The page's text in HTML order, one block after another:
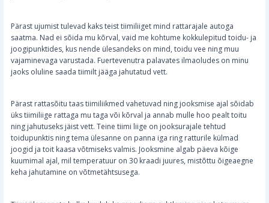
Pärast ujumist tulevad kaks teist tiimiliiget mind rattarajale autoga
saatma. Nad ei sõida mu kõrval, vaid me kohtume kokkulepitud toidu- ja
joogipunktides, kus nende ülesandeks on mind, toidu vee ning muu
vajaminevaga varustada. Fuertevenutra palavates ilmaoludes on minu
jaoks oluline saada tiimilt jääga jahutatud vett.
Pärast rattasõitu taas tiimiliikmed vahetuvad ning jooksmise ajal sõidab
üks tiimiliige rattaga mu taga või kõrval ja annab mulle hoo pealt toitu
ning jahutuseks jäist vett. Teine tiimi liige on jooksurajale tehtud
toidupunktis ning tema ülesanne on panna iga ring ratturile külmad
joogid ja toit kaasa võtmiseks valmis. Jooksmine algab päeva kõige
kuumimal ajal, mil temperatuur on 30 kraadi juures, mistõttu õigeaegne
keha jahutamine on võtmetähtsusega.